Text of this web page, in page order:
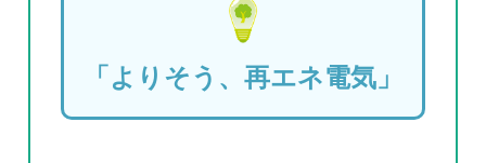
「よりそう、再エネ電気」